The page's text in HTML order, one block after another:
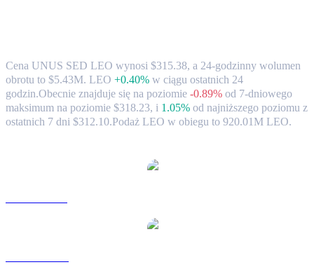
Cena UNUS SED LEO wynosi $315.38, a 24-godzinny wolumen
obrotu to $5.43M. LEO +0.40% w ciągu ostatnich 24
godzin.Obecnie znajduje się na poziomie -0.89% od 7-dniowego
maksimum na poziomie $318.23, i 1.05% od najniższego poziomu z
ostatnich 7 dni $312.10.Podaż LEO w obiegu to 920.01M LEO.